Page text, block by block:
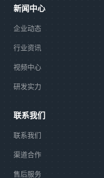
新闻中心
企业动态
行业资讯
视频中心
研发实力
联系我们
联系我们
渠道合作
售后服务